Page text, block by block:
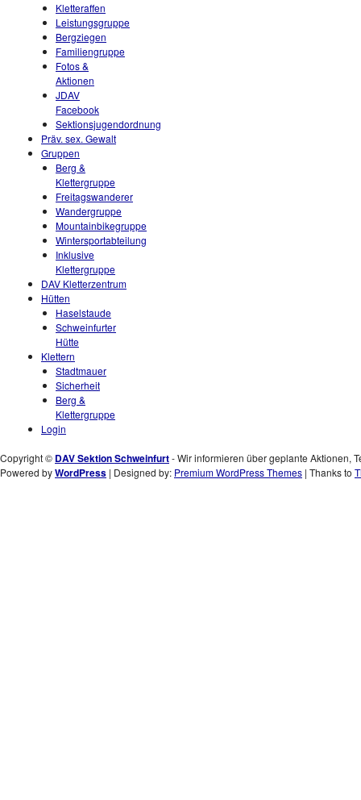
Kletteraffen
Leistungsgruppe
Bergziegen
Familiengruppe
Fotos &
Aktionen
JDAV
Facebook
Sektionsjugendordnung
Präv. sex. Gewalt
Gruppen
Berg &
Klettergruppe
Freitagswanderer
Wandergruppe
Mountainbikegruppe
Wintersportabteilung
Inklusive
Klettergruppe
DAV Kletterzentrum
Hütten
Haselstaude
Schweinfurter
Hütte
Klettern
Stadtmauer
Sicherheit
Berg &
Klettergruppe
Login
Copyright © DAV Sektion Schweinfurt- Wir informieren über geplante Aktionen,
Powered byWordPress | Designed by: Premium WordPress Themes | Thanks to